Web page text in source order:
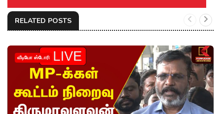
RELATED POSTS
வீடியோ ஸ்டோரி